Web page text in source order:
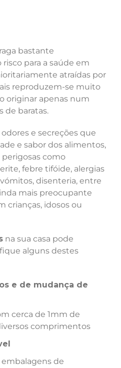
bastante
para a saúde em
atraídas por
reproduzem-se muito
originar apenas num
de baratas.
e secreções que
e sabor dos alimentos,
como
febre tifóide, alergias
disenteria, entre
mais preocupante
crianças, idosos ou
na sua casa pode
alguns destes
e de mudança de
cerca de 1mm de
comprimentos
de